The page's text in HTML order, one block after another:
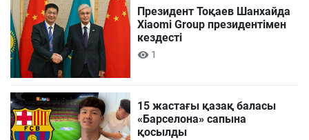
Президент Тоқаев Шанхайда
Xiaomi Group президентімен
кездесті
1
15 жастағы қазақ баласы
«Барселона» сапына
қосылды